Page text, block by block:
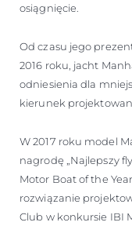
osiągnięcie.
Od czasu jego
2016 roku, jacht
odniesienia dla
kierunek
W 2017 roku model
nagrodę „Najlepszy
Motor Boat of the
rozwiązanie
Club w konkursie IBI